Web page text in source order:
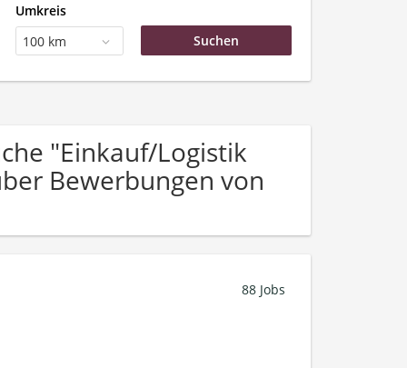
Umkreis
100 km
"Einkauf/Logistik
Bewerbungen von
88 Jobs